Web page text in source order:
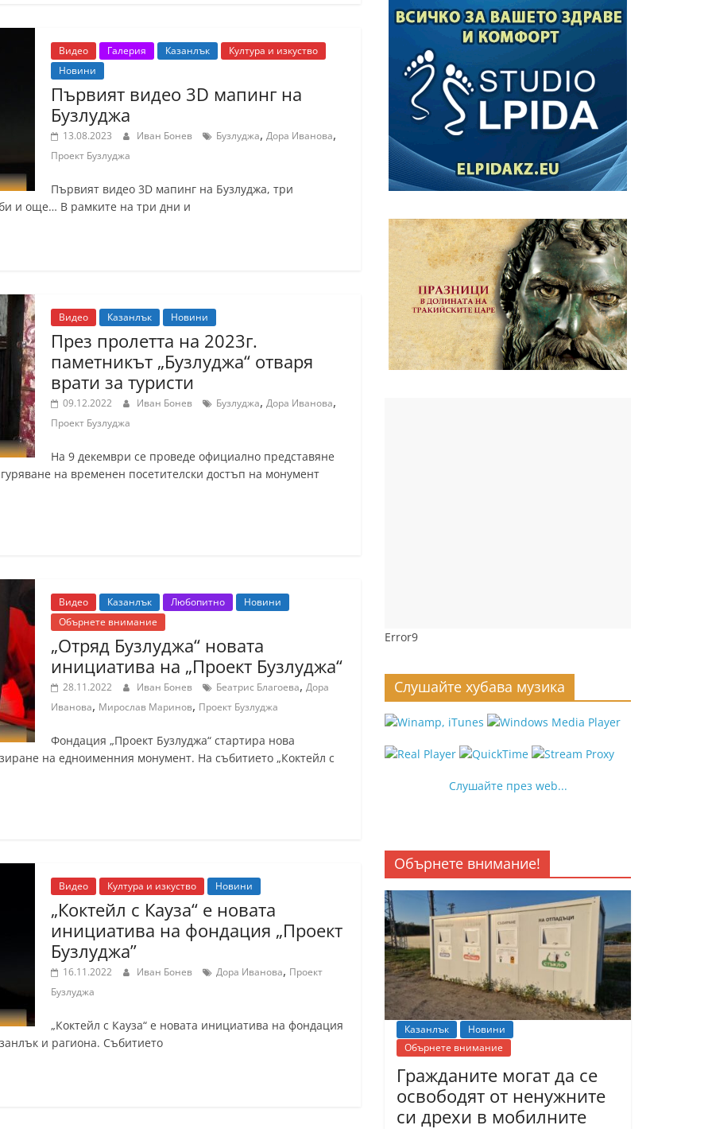
Видео Галерия Казанлък
Култура и изкуство
Новини
Първият видео 3D мапинг на
Бузлуджа
13.08.2023 Иван Бонев Бузлуджа, Дора Иванова,
Проект Бузлуджа
Първият видео 3D мапинг на Бузлуджа, три
и още… В рамките на три дни и
Видео Казанлък Новини
През пролетта на 2023г.
паметникът „Бузлуджа“ отваря
врати за туристи
09.12.2022 Иван Бонев Бузлуджа, Дора Иванова,
Проект Бузлуджа
На 9 декември се проведе официално представяне
на временен посетителски достъп на монумент
Видео Казанлък Любопитно
Новини
Обърнете внимание
„Отряд Бузлуджа“ новата
инициатива на „Проект Бузлуджа“
28.11.2022 Иван Бонев Беатрис Благоева, Дора
Иванова, Мирослав Маринов, Проект Бузлуджа
Фондация „Проект Бузлуджа“ стартира нова
на едноименния монумент. На събитието „Коктейл с
Видео Култура и изкуство Новини
„Коктейл с Кауза“ е новата
инициатива на фондация „Проект
Бузлуджа”
16.11.2022 Иван Бонев Дора Иванова, Проект
Бузлуджа
„Коктейл с Кауза“ е новата инициатива на фондация
и рагиона. Събитието
Error9
Слушайте хубава музика
Слушайте през web...
Обърнете внимание!
Казанлък
Новини
Обърнете внимание
Гражданите могат да се
освободят от ненужните
си дрехи в мобилните